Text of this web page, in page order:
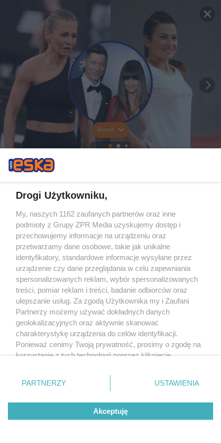
Rozwiń
Drogi Użytkowniku,
My, naszych 1162 zaufanych partnerów oraz inne
podmioty z Grupy ZPR Media uzyskujemy dostęp i
przechowujemy informacje na urządzeniu oraz
przetwarzamy dane osobowe, takie jak unikalne
identyfikatory, standardowe informacje wysyłane przez
urządzenie czy dane przeglądania w celu zapewniania
spersonalizowanych reklam, wybór spersonalizowanych
treści, pomiar reklam i treści, badanie odbiorców oraz
ulepszanie usług. Za zgodą Użytkownika my i Zaufani
Partnerzy możemy używać dokładnych danych
geolokalizacyjnych oraz aktywnie skanować
charakterystykę urządzenia do celów identyfikacji.
Ponieważ cenimy Twoją prywatność, prosimy o zgodę na
korzystanie z tych technologii poprzez kliknięcie
zmienić/wycofać klikając przycisk ustawień prywatności
znajdujący się w lewym dolnym rogu strony
rodzaje przetwarzania danych nie wymagają zgody
użytkownika, ale masz prawo sprzeciwić się takiemu
przetwarzaniu. Preferencje będą miały zastosowanie tylko
PARTNERZY USTAWIENIA
Akceptuję